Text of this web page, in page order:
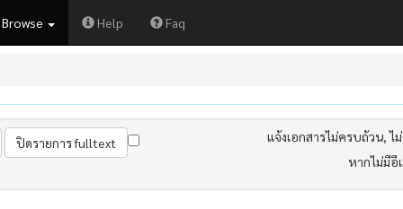
Browse Help Faq
แจ้งเอกสารไม่ครบถ้วน,
หากไม่มีอี